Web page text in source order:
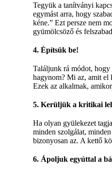
Tegyük a tanítványi
egymást arra, hogy
kéne.” Ezt persze nem
gyümölcsöző és
4. Építsük be!
Találjunk rá módot, hogy
hagynom? Mi az, amit el
Ezek az alkalmak,
5. Kerüljük a kritikai
Ha olyan gyülekezet
minden szolgálat,
bizonyosan az. A kettő
6. Ápoljuk egyúttal a